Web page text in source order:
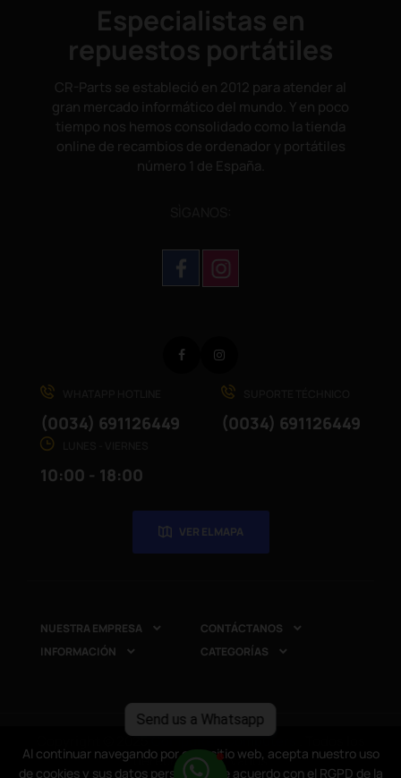
Send us a Whatsapp
Al continuar navegando por este sitio web, acepta nuestro uso
de cookies y sus datos personales de acuerdo con el RGPD de la
Especialistas en
repuestos portátiles
CR-Parts se estableció en 2012 para atender al
gran mercado informático del mundo. Y en poco
tiempo nos hemos consolidado como la tienda
online de recambios de ordenador y portátiles
número 1 de España.
(0034) 691126449 (0034) 691126449
10:00 - 18:00
VER EL MAPA
Facebook
NUESTRA EMPRESA  CONTÁCTANOS 
INFORMACIÓN  CATEGORÍAS 
Al continuar navegando por este sitio web, acepta nuestro uso
de cookies y sus datos personales de acuerdo con el RGPD de la
Copyright © 2025CompuRed Computers
derechos reservados